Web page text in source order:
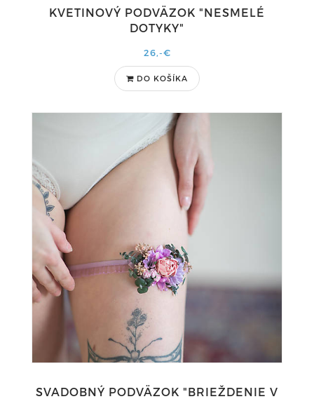
KVETINOVÝ PODVÄZOK "NESMELÉ
DOTYKY"
26,-€
DO KOŠÍKA
SVADOBNÝ PODVÄZOK "BRIEŽDENIE V